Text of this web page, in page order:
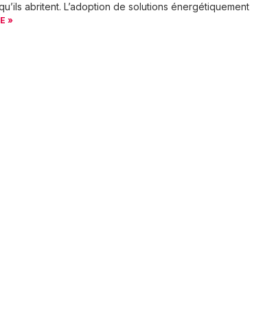
abritent. L’adoption de solutions énergétiquement
»